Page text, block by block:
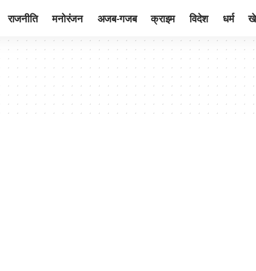
राजनीति मनोरंजन अजब-गजब क्राइम विदेश धर्म